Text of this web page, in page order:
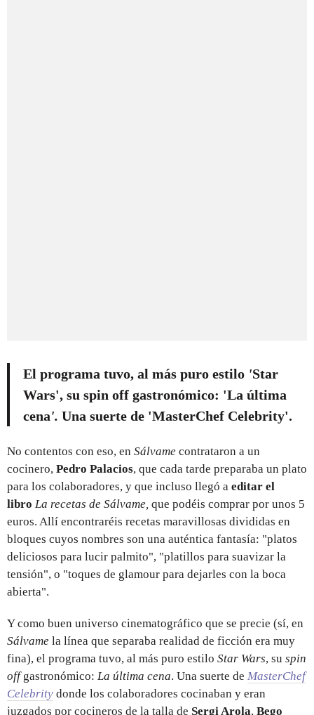
El programa tuvo, al más puro estilo 'Star
Wars', su spin off gastronómico: 'La última
cena'. Una suerte de 'MasterChef Celebrity'.
No contentos con eso, en Sálvame contrataron a un
cocinero, Pedro Palacios, que cada tarde preparaba un plato
para los colaboradores, y que incluso llegó a editar el
libro La recetas de Sálvame, que podéis comprar por unos 5
euros. Allí encontraréis recetas maravillosas divididas en
bloques cuyos nombres son una auténtica fantasía: "platos
deliciosos para lucir palmito", "platillos para suavizar la
tensión", o "toques de glamour para dejarles con la boca
abierta".
Y como buen universo cinematográfico que se precie (sí, en
Sálvame la línea que separaba realidad de ficción era muy
fina), el programa tuvo, al más puro estilo Star Wars, su spin
offgastronómico: La última cena. Una suerte de MasterChef
Celebrity donde los colaboradores cocinaban y eran
juzgados por cocineros de la talla de Sergi Arola, Bego